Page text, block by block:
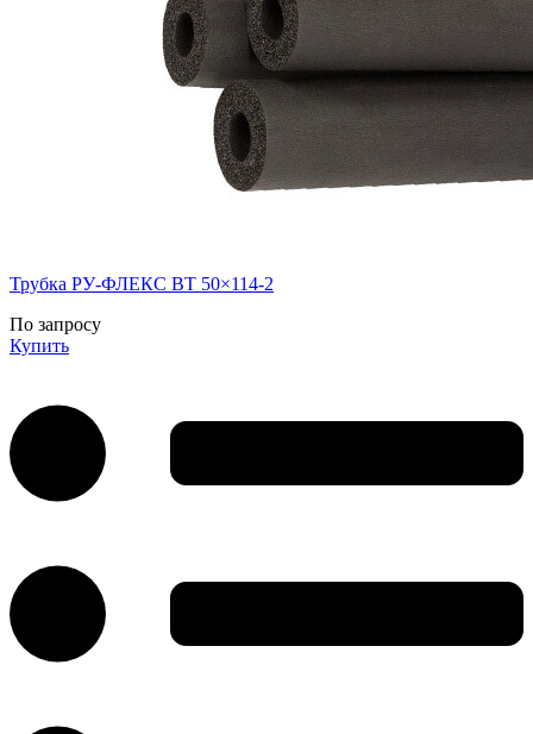
Трубка РУ-ФЛЕКС ВТ 50×114-2
По запросу
Купить